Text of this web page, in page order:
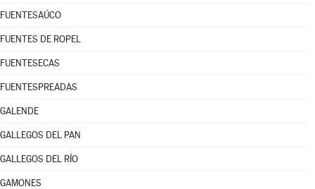
FUENTESAÚCO
FUENTES DE ROPEL
FUENTESECAS
FUENTESPREADAS
GALENDE
GALLEGOS DEL PAN
GALLEGOS DEL RÍO
GAMONES